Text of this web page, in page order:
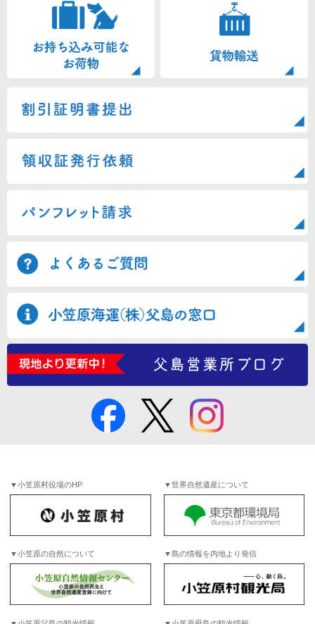
▼小笠原村役場のHP ▼世界自然遺産について
▼小笠原の自然について ▼島の情報を内地より発信